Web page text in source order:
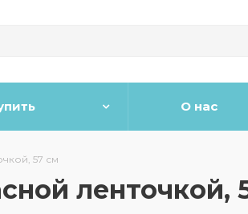
О нас
57 см
ленточкой,